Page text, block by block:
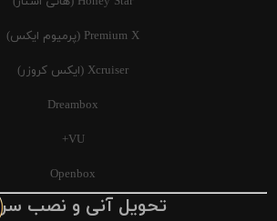
Premium X (پرمیوم ایکس)
Xcruiser (ایکس کروزر)
Dreambox
VU+
Openbox
تحویل آنی و نصب